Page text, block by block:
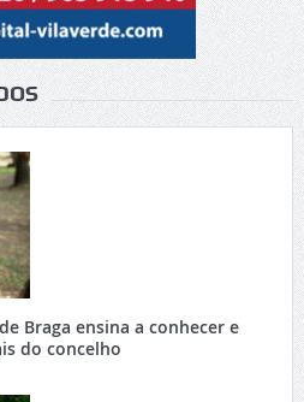
Braga ensina a conhecer e
do concelho